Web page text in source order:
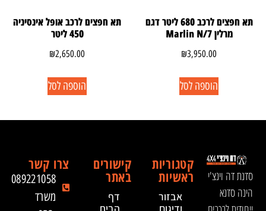
תא חפצים לרכב 680 ליטר דגם
מרלין Marlin N/7
₪3,950.00
הוספה לסל
תא חפצים לרכב אופל אינסיניה
450 ליטר
₪2,650.00
הוספה לסל
סדנת דה וינצ'י
הינה סדנא
קטגוריות
ראשיות
אבזור
קישורים
באתר
דף
צרו קשר
089221058
משרד